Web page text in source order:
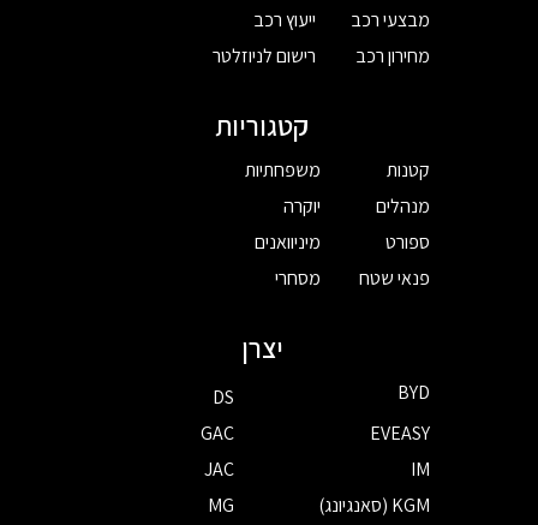
מבצעי רכב
מחירון רכב
ייעוץ רכב
רישום לניוזלטר
קטגוריות
קטנות
מנהלים
ספורט
פנאי שטח
משפחתיות
יוקרה
מיניוואנים
מסחרי
יצרן
BYD
DS
EVEASY
GAC
IM
JAC
KGM (סאנגיונג)
MG